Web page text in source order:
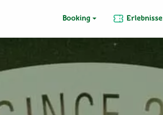
Booking Erlebnisse